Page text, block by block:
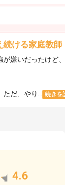
続ける家庭教師
嫌いだったけ
だ、やり... 続きを
4.6